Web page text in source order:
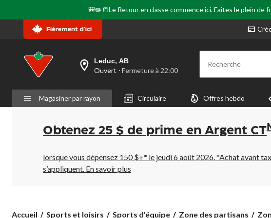
🎒✏️📒Le Retour en classe commence ici. Faites le plein
votre
est
Leduc,
AB,
Fermeture
à
22:00
cliquer
pour
Leduc, AB
Ouvert ⋅ Fermeture à 22:00 Recherche
Magasiner par rayon Circulaire Offres hebdo
Obtenez 25 $ de prime en Argent CT
lorsque vous dépensez 150 $+* le jeudi 6 août 2026. *Achat avant
s’appliquent. En savoir plus
Accueil Sports et loisirs Sports d'équipe Zone des partisans